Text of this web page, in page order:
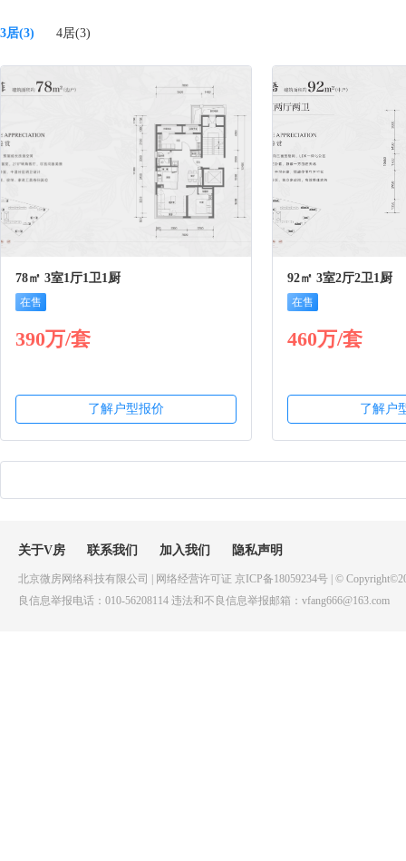
3居(3) 4居(3)
78㎡ 3室1厅1卫1厨
在售
390万/套
了解户型报价
92㎡ 3室2厅2卫1厨
在售
460万/套
了解户
关于V房 联系我们 加入我们 隐私声明
北京微房网络科技有限公司 | 网络经营许可证 京ICP备18059234号 | ©
良信息举报电话：010-56208114 违法和不良信息举报邮箱：vfang666@163.com